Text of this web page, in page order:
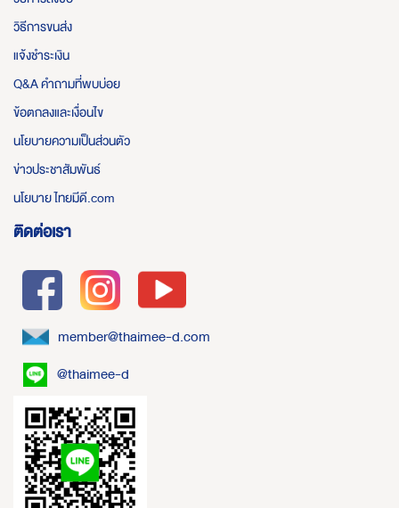
วิธีการขนส่ง
แจ้งชำระเงิน
Q&A คำถามที่พบบ่อย
ข้อตกลงและเงื่อนไข
นโยบายความเป็นส่วนตัว
ข่าวประชาสัมพันธ์
นโยบาย ไทยมีดี.com
ติดต่อเรา
member@thaimee-d.com
@thaimee-d